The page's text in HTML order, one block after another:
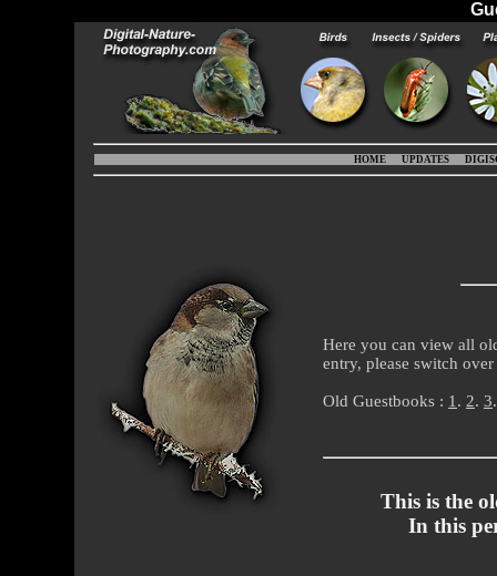
HOME UPDATES
Here you can view all
entry, please switch
Old Guestbooks : 1 . 2. 3
This is the
In this